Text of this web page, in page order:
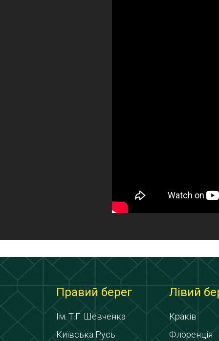
Правий берег
Ім. Т.Г. Шевченка
Київська Русь
Лівий
Краків
Флоренція